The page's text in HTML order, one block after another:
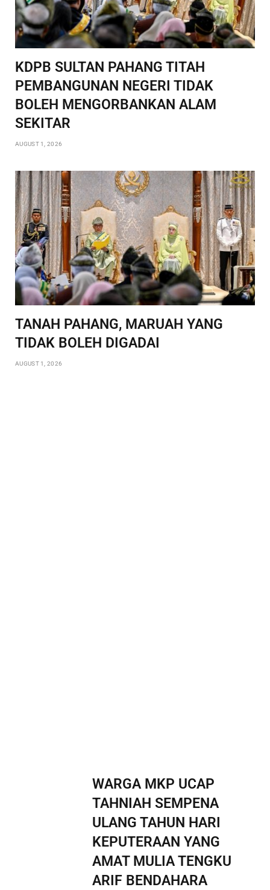
KDPB SULTAN PAHANG TITAH
PEMBANGUNAN NEGERI TIDAK
BOLEH MENGORBANKAN ALAM
SEKITAR
AUGUST 1, 2026
TANAH PAHANG, MARUAH YANG
TIDAK BOLEH DIGADAI
AUGUST 1, 2026
WARGA MKP UCAP
TAHNIAH SEMPENA
ULANG TAHUN HARI
KEPUTERAAN YANG
AMAT MULIA TENGKU
ARIF BENDAHARA